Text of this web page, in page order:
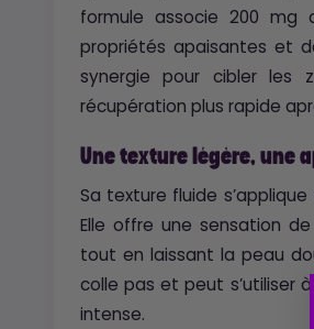
formule associe 200 mg
propriétés apaisantes et
synergie pour cibler les
récupération plus rapide
Une texture légère, une
Sa texture fluide
Elle offre une sensation
tout en laissant la peau
colle pas et peut s’utiliser
intense.